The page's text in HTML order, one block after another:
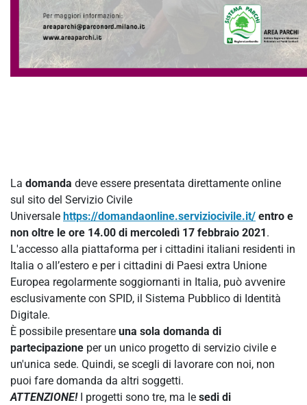
La domanda deve essere presentata direttamente online
sul sito del Servizio Civile
Universale https://domandaonline.serviziocivile.it/ entro e
non oltre le ore 14.00 di mercoledì 17 febbraio 2021 .
L'accesso alla piattaforma per i cittadini italiani residenti in
Italia o all’estero e per i cittadini di Paesi extra Unione
Europea regolarmente soggiornanti in Italia, può avvenire
esclusivamente con SPID, il Sistema Pubblico di Identità
Digitale.
È possibile presentare una sola domanda di
partecipazione per un unico progetto di servizio civile e
un'unica sede. Quindi, se scegli di lavorare con noi, non
puoi fare domanda da altri soggetti.
ATTENZIONE!
I progetti sono tre, ma le sedi di